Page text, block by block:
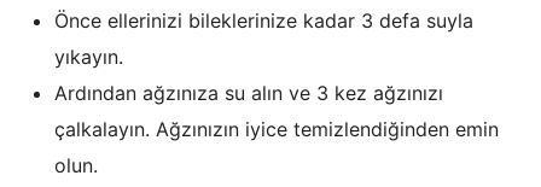
Önce ellerinizi bileklerinize kadar 3 defa suyla
yıkayın.
Ardından ağzınıza su alın ve 3 kez ağzınızı
çalkalayın. Ağzınızın iyice temizlendiğinden emin
olun.